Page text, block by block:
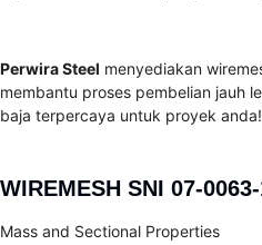
Perwira Steel menyediakan
membantu proses pembelian jauh
baja terpercaya untuk proyek anda!
WIREMESH SNI 07-
Mass and Sectional Properties